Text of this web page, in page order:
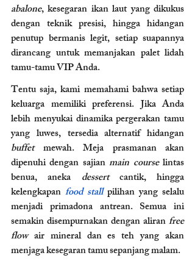
abalone, kesegaran ikan laut yang dikukus
dengan teknik presisi, hingga hidangan
penutup bermanis legit, setiap suapannya
dirancang untuk memanjakan palet lidah
tamu-tamu VIP Anda.
Tentu saja, kami memahami bahwa setiap
keluarga memiliki preferensi. Jika Anda
lebih menyukai dinamika pergerakan tamu
buffet mewah. Meja prasmanan akan
dipenuhi dengan sajian main course lintas
benua, aneka dessert cantik, hingga
kelengkapan food stall pilihan yang selalu
menjadi primadona antrean. Semua ini
semakin disempurnakan dengan aliran free
flow air mineral dan es teh yang akan
menjaga kesegaran tamu sepanjang malam.